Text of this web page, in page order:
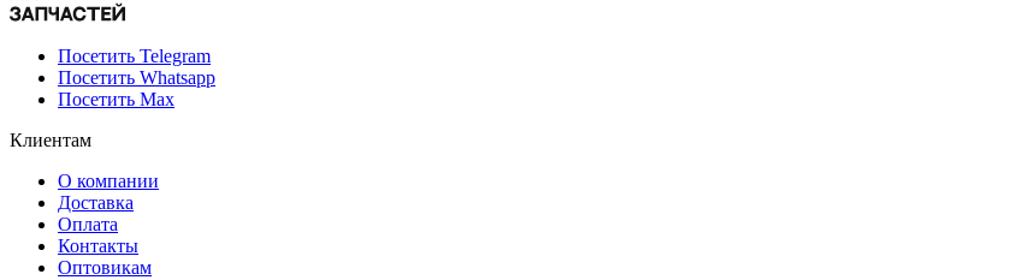
Посетить Telegram
Посетить Whatsapp
Посетить Max
Клиентам
О компании
Доставка
Оплата
Контакты
Оптовикам